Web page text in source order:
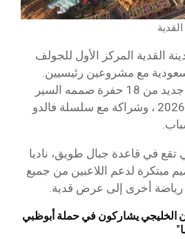
القدية المركز الأول للجولف
مع مشروعين رئيسيين.
الأول هو ملعب بطولة جديد من 18 حفرة صممه السير
فالدو ، وافتتح في عام 2026 ، وشراكة مع سلسلة فالدو
في قاعدة جبال طويق، ناديا
مبتكرة لدعم اللاعبين من جميع
رياضة أخرى إلى عرض قدية.
الخليجي يشاركون في حملة أبوظبي